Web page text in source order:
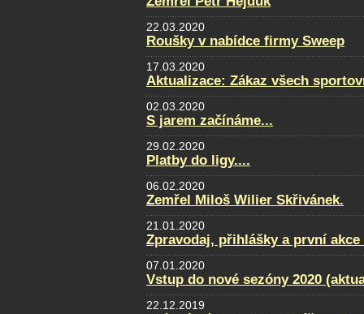
22.03.2020
Roušky v nabídce firmy Sweep
17.03.2020
Aktualizace: Zákaz všech
02.03.2020
S jarem začínáme...
29.02.2020
Platby do ligy....
06.02.2020
Zemřel Miloš Wilier Skřivánek.
21.01.2020
Zpravodaj, přihlášky a první akce
07.01.2020
Vstup do nové sezóny 2020
22.12.2019